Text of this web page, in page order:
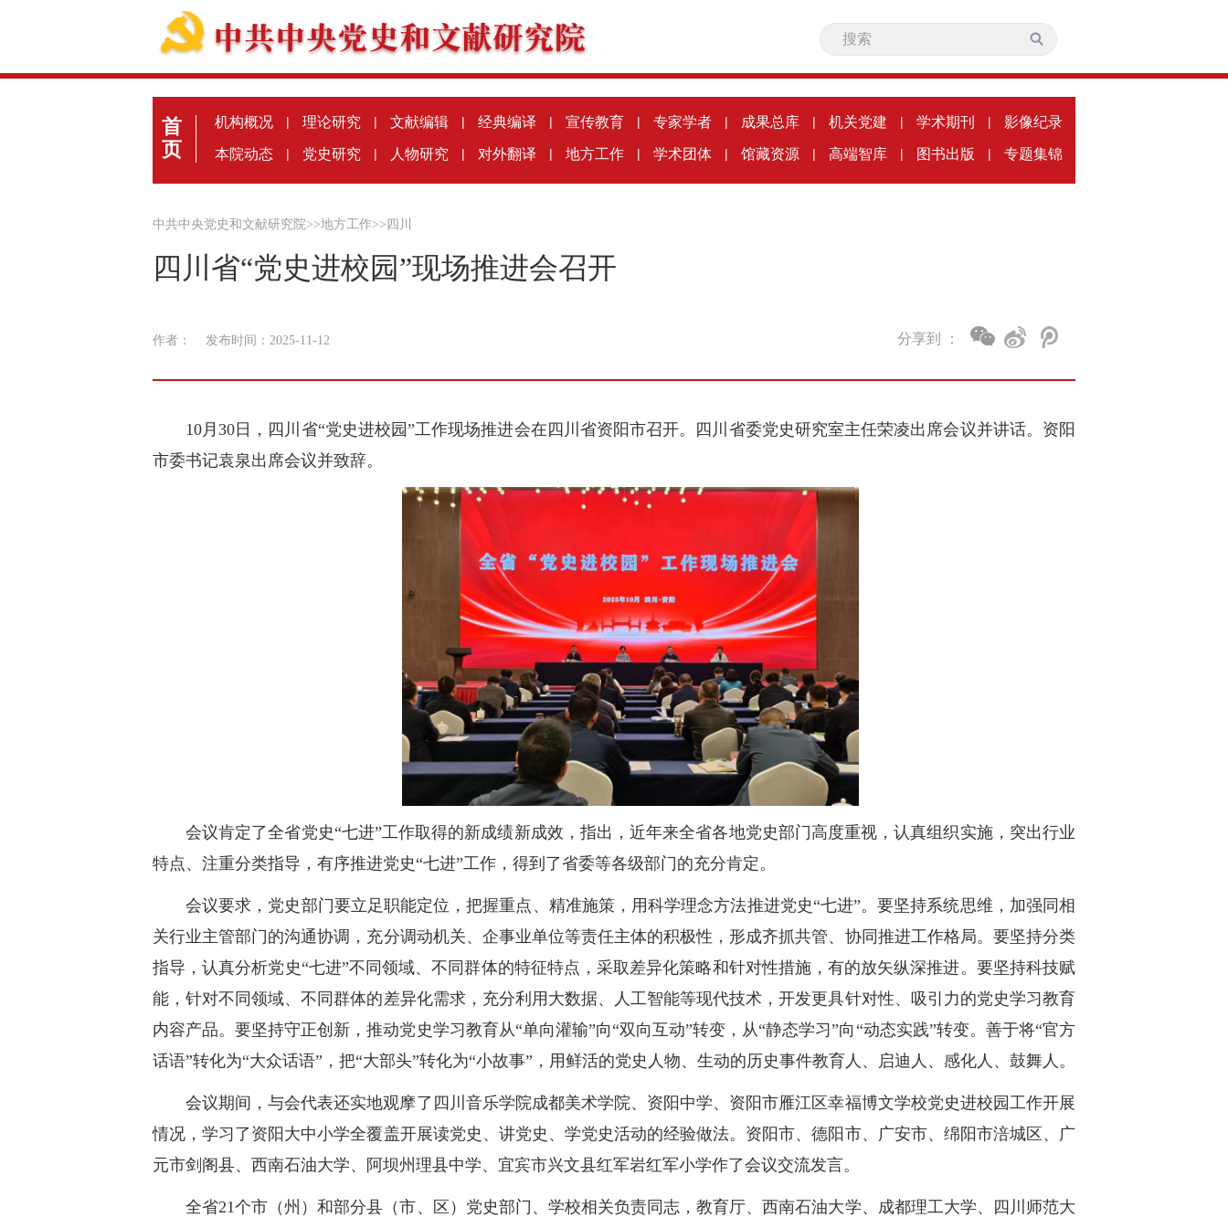
首
页
机构概况 | 理论研究 | 文献编辑 | 经典编译 | 宣传教育 | 专家学者 | 成果总库 | 机关党建 | 学术期刊 | 影像纪录
本院动态 | 党史研究 | 人物研究 | 对外翻译 | 地方工作 | 学术团体 | 馆藏资源 | 高端智库 | 图书出版 | 专题集锦
中共中央党史和文献研究院>>地方工作>> 四川
四川省“党史进校园”现场推进会召开
作者： 发布时间：2025-11-12 分享到 ：
10月30日，四川省“党史进校园”工作现场推进会在四川省资阳市召开。四川省委党史研究室主任荣凌出席会议并讲话。资阳
市委书记袁泉出席会议并致辞。
会议肯定了全省党史“七进”工作取得的新成绩新成效，指出，近年来全省各地党史部门高度重视，认真组织实施，突出行业
特点、注重分类指导，有序推进党史“七进”工作，得到了省委等各级部门的充分肯定。
会议要求，党史部门要立足职能定位，把握重点、精准施策，用科学理念方法推进党史“七进”。要坚持系统思维，加强同相
关行业主管部门的沟通协调，充分调动机关、企事业单位等责任主体的积极性，形成齐抓共管、协同推进工作格局。要坚持分类
指导，认真分析党史“七进”不同领域、不同群体的特征特点，采取差异化策略和针对性措施，有的放矢纵深推进。要坚持科技赋
能，针对不同领域、不同群体的差异化需求，充分利用大数据、人工智能等现代技术，开发更具针对性、吸引力的党史学习教育
内容产品。要坚持守正创新，推动党史学习教育从“单向灌输”向“双向互动”转变，从“静态学习”向“动态实践”转变。善于将“官方
话语”转化为“大众话语”，把“大部头”转化为“小故事”，用鲜活的党史人物、生动的历史事件教育人、启迪人、感化人、鼓舞人。
会议期间，与会代表还实地观摩了四川音乐学院成都美术学院、资阳中学、资阳市雁江区幸福博文学校党史进校园工作开展
情况，学习了资阳大中小学全覆盖开展读党史、讲党史、学党史活动的经验做法。资阳市、德阳市、广安市、绵阳市涪城区、广
元市剑阁县、西南石油大学、阿坝州理县中学、宜宾市兴文县红军岩红军小学作了会议交流发言。
全省21个市（州）和部分县（市、区）党史部门、学校相关负责同志，教育厅、西南石油大学、成都理工大学、四川师范大